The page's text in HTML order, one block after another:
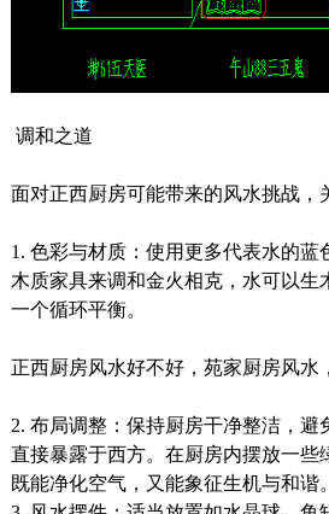
调和之道
面对正西厨房可能带来的风水挑战，
1. 色彩与材质：使用更多代表水的蓝
木质家具来调和金火相克，水可以生
一个循环平衡。
正西厨房风水好不好，苑家厨房风水
2. 布局调整：保持厨房干净整洁，避
直接暴露于西方。在厨房内摆放一些
既能净化空气，又能象征生机与和谐。